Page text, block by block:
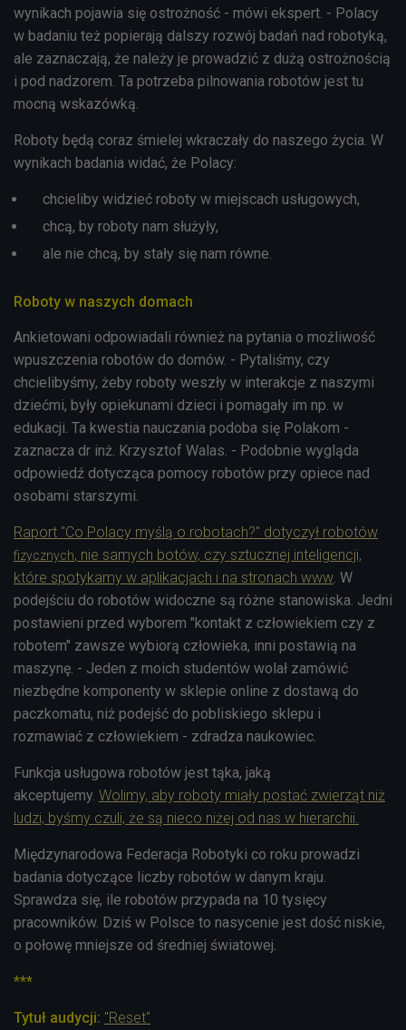
wynikach pojawia się ostrożność - mówi ekspert. - Polacy
w badaniu też popierają dalszy rozwój badań nad robotyką,
ale zaznaczają, że należy je prowadzić z dużą ostrożnością
i pod nadzorem. Ta potrzeba pilnowania robotów jest tu
mocną wskazówką.
Roboty będą coraz śmielej wkraczały do naszego życia. W
wynikach badania widać, że Polacy:
chcieliby widzieć roboty w miejscach usługowych,
chcą, by roboty nam służyły,
ale nie chcą, by stały się nam równe.
Roboty w naszych domach
Ankietowani odpowiadali również na pytania o możliwość
wpuszczenia robotów do domów. - Pytaliśmy, czy
chcielibyśmy, żeby roboty weszły w interakcje z naszymi
dziećmi, były opiekunami dzieci i pomagały im np. w
edukacji. Ta kwestia nauczania podoba się Polakom -
zaznacza dr inż. Krzysztof Walas. - Podobnie wygląda
odpowiedź dotycząca pomocy robotów przy opiece nad
osobami starszymi.
Raport "Co Polacy myślą o robotach?" dotyczył robotów
fizycznych, nie samych botów, czy sztucznej inteligencji,
które spotykamy w aplikacjach i na stronach www. W
podejściu do robotów widoczne są różne stanowiska. Jedni
postawieni przed wyborem "kontakt z człowiekiem czy z
robotem" zawsze wybiorą człowieka, inni postawią na
maszynę. - Jeden z moich studentów wolał zamówić
niezbędne komponenty w sklepie online z dostawą do
paczkomatu, niż podejść do pobliskiego sklepu i
rozmawiać z człowiekiem - zdradza naukowiec.
Funkcja usługowa robotów jest tąka, jaką
akceptujemy. Wolimy, aby roboty miały postać zwierząt niż
ludzi, byśmy czuli, że są nieco niżej od nas w hierarchii.
Międzynarodowa Federacja Robotyki co roku prowadzi
badania dotyczące liczby robotów w danym kraju.
Sprawdza się, ile robotów przypada na 10 tysięcy
pracowników. Dziś w Polsce to nasycenie jest dość niskie,
o połowę mniejsze od średniej światowej.
***
Tytuł audycji: "Reset"